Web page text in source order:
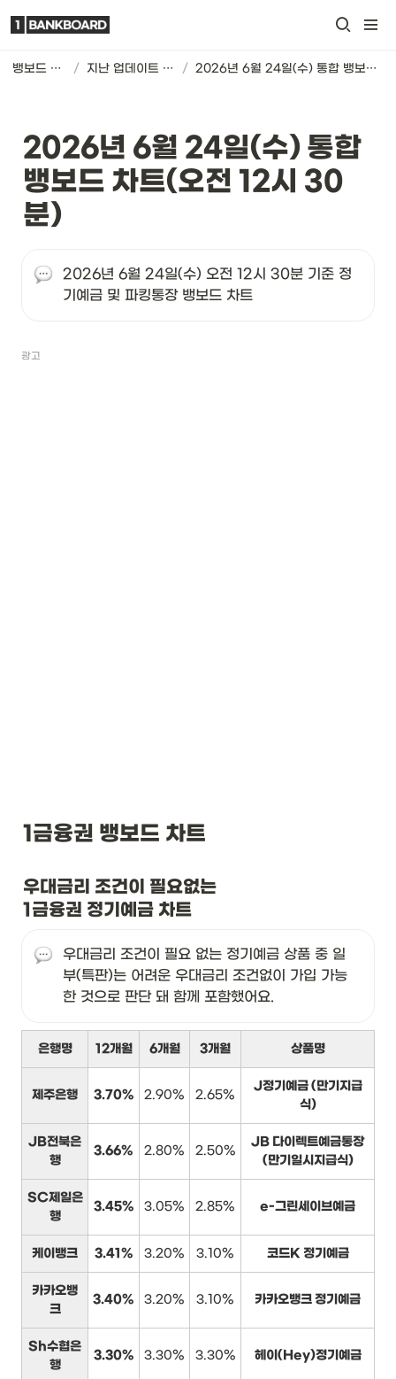
뱅보드 차트 / 지난 업데이트 기록 / 2026년 6월 24일(수) 통합 뱅보드 차트(오전 12시 30분)
2026년 6월 24일(수) 통합
뱅보드 차트(오전 12시 30
분)
2026년 6월 24일(수) 오전 12시 30분 기준 정
기예금 및 파킹통장 뱅보드 차트
광고
1금융권 뱅보드 차트
우대금리 조건이 필요없는
1금융권 정기예금 차트
우대금리 조건이 필요 없는 정기예금 상품 중 일
부(특판)는 어려운 우대금리 조건없이 가입 가능
한 것으로 판단 돼 함께 포함했어요.
은행명 12개월 6개월 3개월 상품명
제주은행 3.70% 2.90% 2.65%
J정기예금 (만기지급
식)
JB전북은
행
3.66% 2.80% 2.50%
JB 다이렉트예금통장
(만기일시지급식)
SC제일은
행
3.45% 3.05% 2.85% e-그린세이브예금
케이뱅크 3.41% 3.20% 3.10% 코드K 정기예금
카카오뱅
크
3.40% 3.20% 3.10% 카카오뱅크 정기예금
Sh수협은
행
3.30% 3.30% 3.30% 헤이(Hey)정기예금